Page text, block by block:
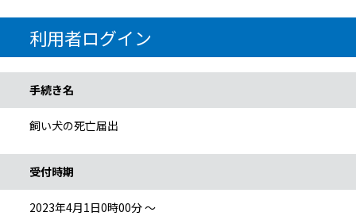
利用者ログイン
手続き名
飼い犬の死亡届出
受付時期
2023年4月1日0時00分 ～